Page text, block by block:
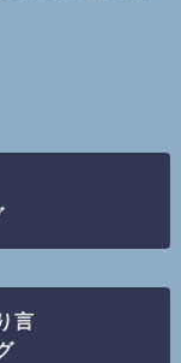
言